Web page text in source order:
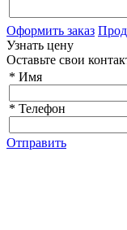
Оформить заказ
Узнать цену
Оставьте свои
* Имя
* Телефон
Отправить